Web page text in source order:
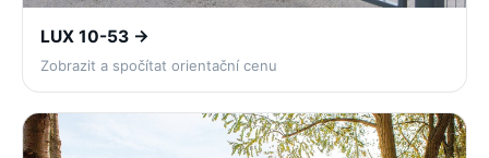
LUX 10-53 →
Zobrazit a spočítat orientační cenu